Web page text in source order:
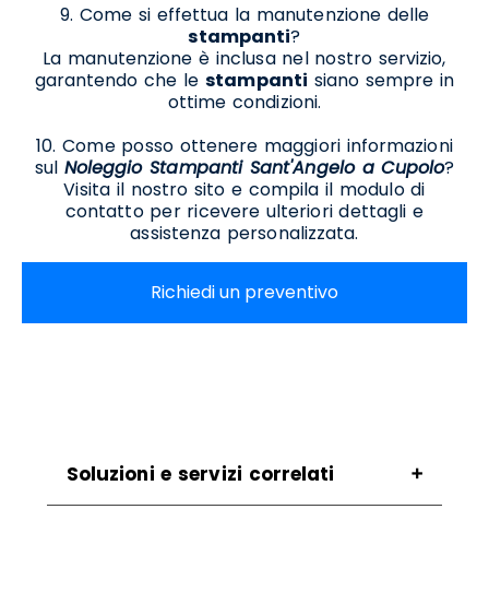
9. Come si effettua la manutenzione delle
stampanti?
La manutenzione è inclusa nel nostro servizio,
garantendo che lestampanti siano sempre in
ottime condizioni.
10. Come posso ottenere maggiori informazioni
sul Noleggio Stampanti Sant'Angelo a Cupolo?
Visita il nostro sito e compila il modulo di
contatto per ricevere ulteriori dettagli e
assistenza personalizzata.
Richiedi un preventivo
Soluzioni e servizi correlati